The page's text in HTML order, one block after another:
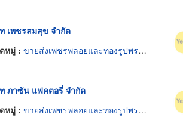
เพชรสมสุข จำกัด
หมู่ : ขายส่งเพชรพลอยและทองรูปพรรณ
ภาซัน แฟคตอรี่ จำกัด
หมู่ : ขายส่งเพชรพลอยและทองรูปพรรณ